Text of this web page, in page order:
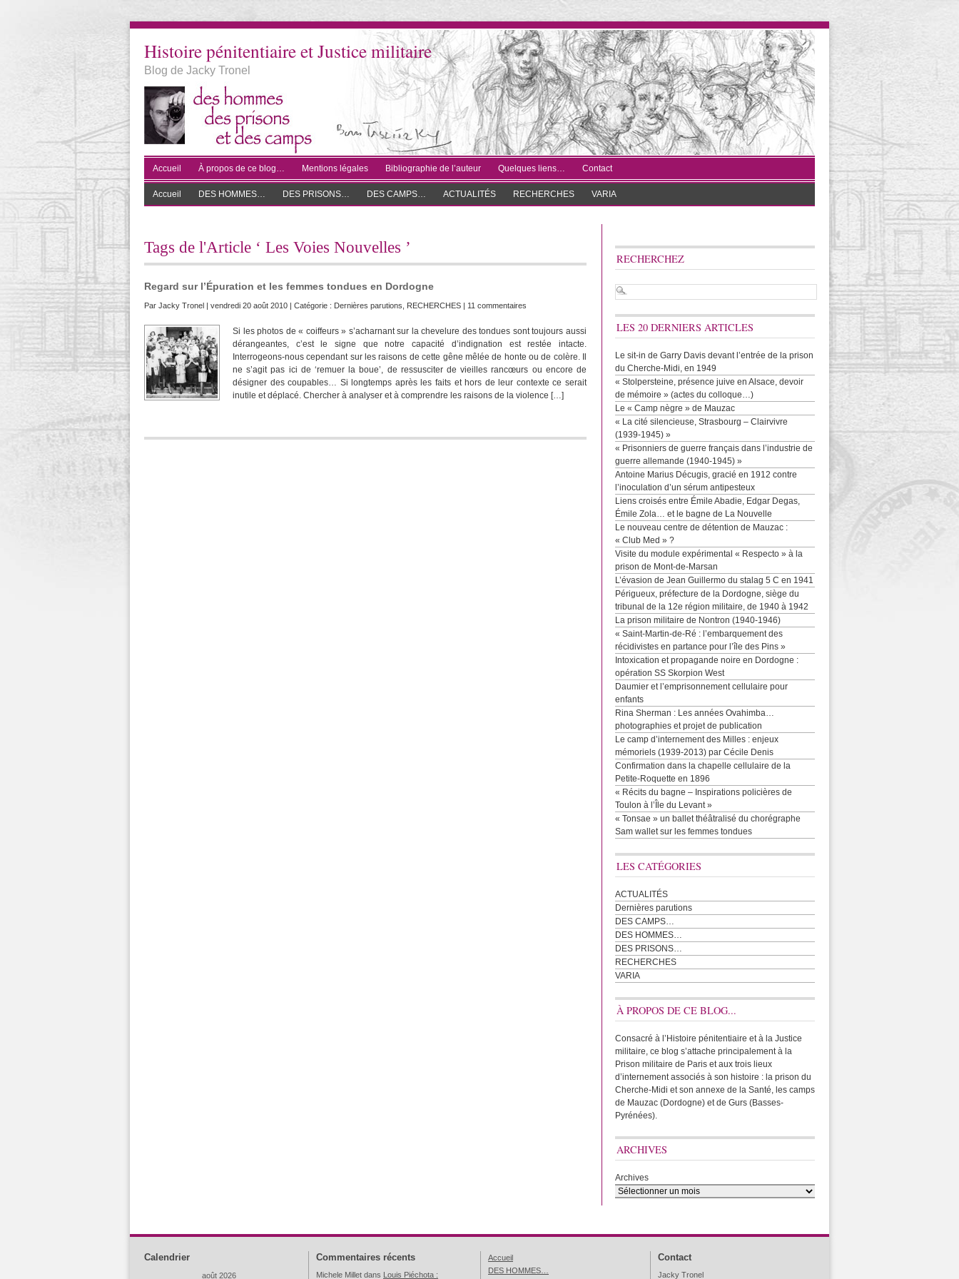
Histoire pénitentiaire et Justice militaire
Blog de Jacky Tronel
Accueil À propos de ce blog… Mentions légales Bibliographie de l’auteur Quelques liens… Contact
Accueil DES HOMMES… DES PRISONS… DES CAMPS… ACTUALITÉS RECHERCHES VARIA
Tags de l'Article ‘ Les Voies Nouvelles ’
Regard sur l’Épuration et les femmes tondues en Dordogne
Par Jacky Tronel | vendredi 20 août 2010 | Catégorie : Dernières parutions RECHERCHES | 11 commentaires
Si les photos de « coiffeurs » s’acharnant sur la chevelure des tondues sont toujours aussi
dérangeantes, c’est le signe que notre capacité d’indignation est restée intacte.
Interrogeons-nous cependant sur les raisons de cette gêne mêlée de honte ou de colère. Il
ne s’agit pas ici de ‘remuer la boue’, de ressusciter de vieilles rancœurs ou encore de
désigner des coupables… Si longtemps après les faits et hors de leur contexte ce serait
inutile et déplacé. Chercher à analyser et à comprendre les raisons de la violence […]
RECHERCHEZ
LES 20 DERNIERS ARTICLES
Le sit-in de Garry Davis devant l’entrée de la prison
du Cherche-Midi, en 1949
« Stolpersteine, présence juive en Alsace, devoir
de mémoire » (actes du colloque…)
Le « Camp nègre » de Mauzac
« La cité silencieuse, Strasbourg – Clairvivre
(1939-1945) »
« Prisonniers de guerre français dans l’industrie de
guerre allemande (1940-1945) »
Antoine Marius Décugis, gracié en 1912 contre
l’inoculation d’un sérum antipesteux
Liens croisés entre Émile Abadie, Edgar Degas,
Émile Zola… et le bagne de La Nouvelle
Le nouveau centre de détention de Mauzac :
« Club Med » ?
Visite du module expérimental « Respecto » à la
prison de Mont-de-Marsan
L’évasion de Jean Guillermo du stalag 5 C en 1941
Périgueux, préfecture de la Dordogne, siège du
tribunal de la 12e région militaire, de 1940 à 1942
La prison militaire de Nontron (1940-1946)
« Saint-Martin-de-Ré : l’embarquement des
récidivistes en partance pour l’île des Pins »
Intoxication et propagande noire en Dordogne :
opération SS Skorpion West
Daumier et l’emprisonnement cellulaire pour
enfants
Rina Sherman : Les années Ovahimba…
photographies et projet de publication
Le camp d’internement des Milles : enjeux
mémoriels (1939-2013) par Cécile Denis
Confirmation dans la chapelle cellulaire de la
Petite-Roquette en 1896
« Récits du bagne – Inspirations policières de
Toulon à l’Île du Levant »
« Tonsae » un ballet théâtralisé du chorégraphe
Sam wallet sur les femmes tondues
LES CATÉGORIES
ACTUALITÉS
Dernières parutions
DES CAMPS…
DES HOMMES…
DES PRISONS…
RECHERCHES
VARIA
À PROPOS DE CE BLOG...
Consacré à l’Histoire pénitentiaire et à la Justice
militaire, ce blog s’attache principalement à la
Prison militaire de Paris et aux trois lieux
d’internement associés à son histoire : la prison du
Cherche-Midi et son annexe de la Santé, les camps
de Mauzac (Dordogne) et de Gurs (Basses-
Pyrénées).
ARCHIVES
Archives
Calendrier
août 2026
Commentaires récents
Michele Millet dans Louis Piéchota :
Accueil
DES HOMMES…
Contact
Jacky Tronel